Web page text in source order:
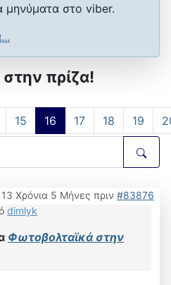
μηνύματα στο viber.
πρίζα!
15 16 17 18 19
13 Χρόνια 5 Μήνες πριν #83876
dimlyk
Φωτοβολταϊκά στην